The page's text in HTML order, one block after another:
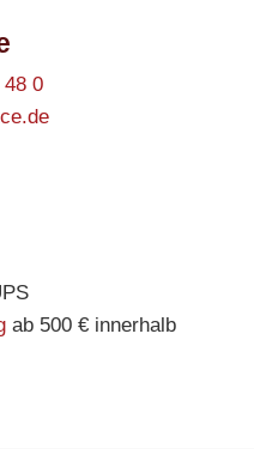
0
ab 500 € innerhalb